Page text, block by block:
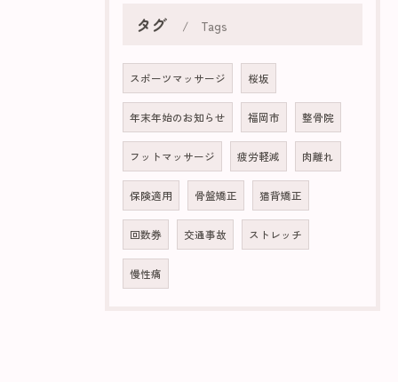
タグ Tags
スポーツマッサージ 桜坂
年末年始のお知らせ 福岡市 整骨院
フットマッサージ 疲労軽減 肉離れ
保険適用 骨盤矯正 猫背矯正
回数券 交通事故 ストレッチ
慢性痛